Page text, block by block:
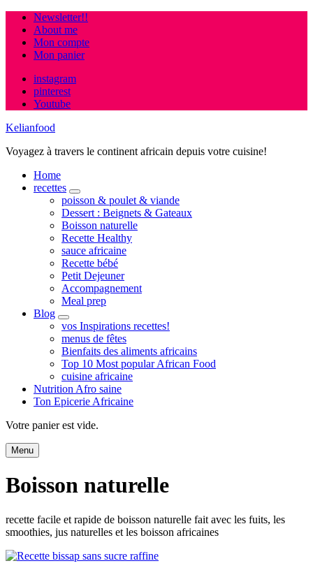
Newsletter!!
About me
Mon compte
Mon panier
instagram
pinterest
Youtube
Kelianfood
Voyagez à travers le continent africain depuis votre cuisine!
Home
recettes
expand
child
menu
poisson & poulet & viande
Dessert : Beignets & Gateaux
Boisson naturelle
Recette Healthy
sauce africaine
Recette bébé
Petit Dejeuner
Accompagnement
Meal prep
Blog
expand
child
menu
vos Inspirations recettes!
menus de fêtes
Bienfaits des aliments africains
Top 10 Most popular African Food
cuisine africaine
Nutrition Afro saine
Ton Epicerie Africaine
Search
Votre panier est vide.
Menu
Boisson naturelle
recette facile et rapide de boisson naturelle fait avec les fuits, les
smoothies, jus naturelles et les boisson africaines